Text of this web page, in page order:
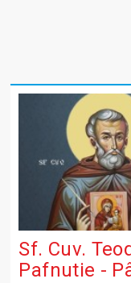
Sf. Cuv.
Pafnutie -